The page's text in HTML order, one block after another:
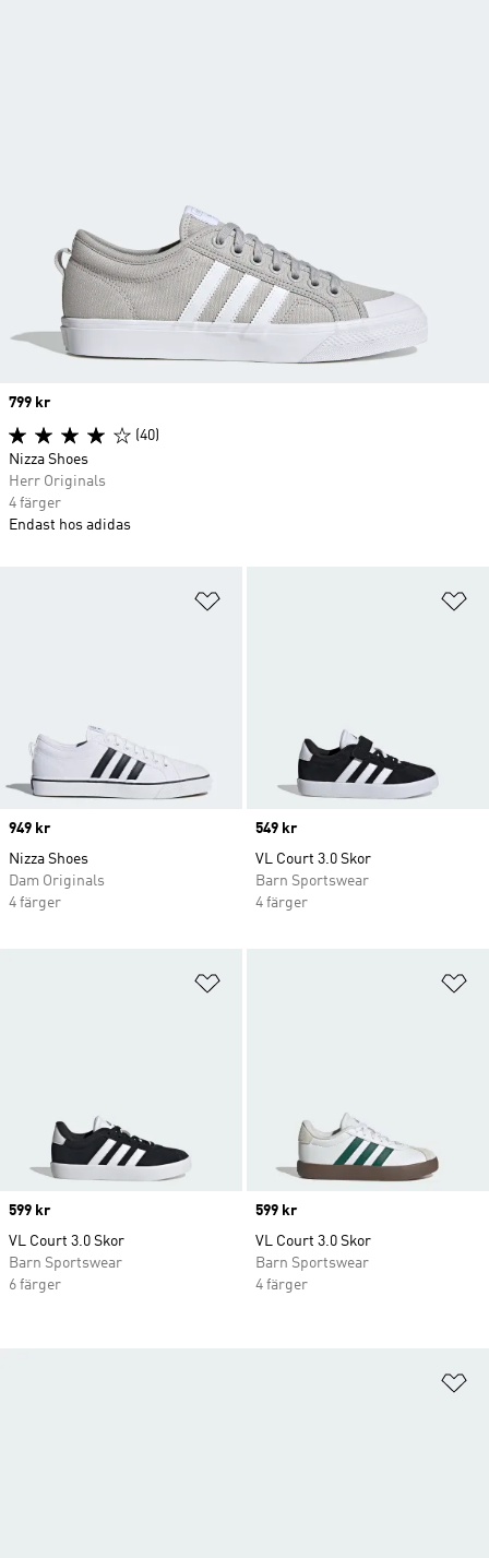
Price
949 kr
Nizza Shoes
Dam Originals
4 färger
Price
549 kr
VL Court 3.0 Skor
Barn Sportswear
4 färger
Price
599 kr
VL Court 3.0 Skor
Barn Sportswear
6 färger
Price
599 kr
VL Court 3.0 Skor
Barn Sportswear
4 färger
Price
799 kr
(40)
Nizza Shoes
Herr Originals
4 färger
Endast hos adidas